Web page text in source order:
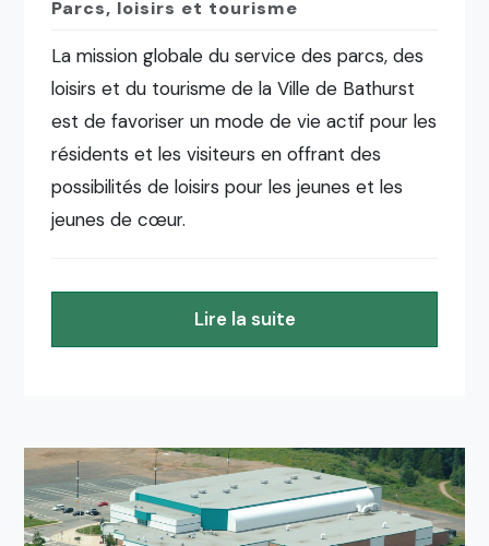
Parcs, loisirs et tourisme
La mission globale du service des parcs, des
loisirs et du tourisme de la Ville de Bathurst
est de favoriser un mode de vie actif pour les
résidents et les visiteurs en offrant des
possibilités de loisirs pour les jeunes et les
jeunes de cœur.
Lire la suite